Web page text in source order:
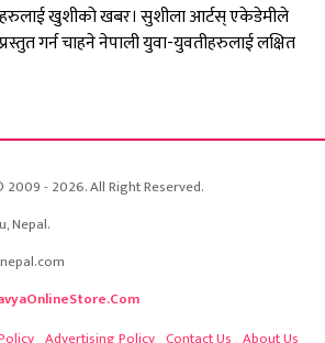
खुशीको खबर। सुशीला आर्टस् एकेडेमीले
गर्न चाहने नेपाली युवा-युवतीहरुलाई लक्षित
2009 - 2026. All Right Reserved.
Nepal.